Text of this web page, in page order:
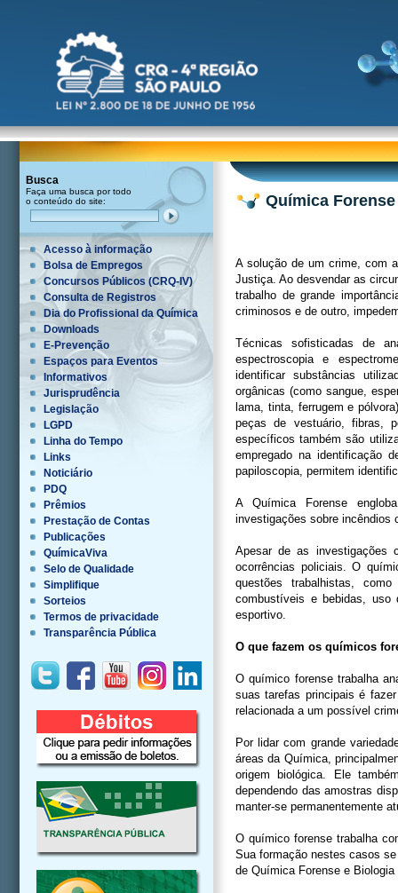
Busca
Faça uma busca por todo
o conteúdo do site:
Acesso à informação
Bolsa de Empregos
Concursos Públicos (CRQ-IV)
Consulta de Registros
Dia do Profissional da Química
Downloads
E-Prevenção
Espaços para Eventos
Informativos
Jurisprudência
Legislação
LGPD
Linha do Tempo
Links
Noticiário
PDQ
Prêmios
Prestação de Contas
Publicações
QuímicaViva
Selo de Qualidade
Simplifique
Sorteios
Termos de privacidade
Transparência Pública
Química
A solução de um crime, com
Justiça. Ao desvendar as
trabalho de grande
criminosos e de outro,
Técnicas sofisticadas de
espectroscopia e
identificar substâncias
orgânicas (como sangue,
lama, tinta, ferrugem e
peças de vestuário, fibras,
específicos também são
empregado na identificação
papiloscopia, permitem
A Química Forense
investigações sobre incêndios
Apesar de as investigações
ocorrências policiais. O
questões trabalhistas,
combustíveis e bebidas, uso
esportivo.
O que fazem os químicos
O químico forense trabalha
suas tarefas principais é
relacionada a um possível
Por lidar com grande
áreas da Química,
origem biológica. Ele
dependendo das amostras
manter-se permanentemente
O químico forense trabalha
Sua formação nestes casos
de Química Forense e Biologia